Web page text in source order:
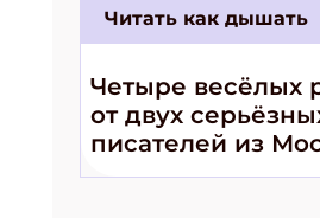
Читать как дышать
Четыре весёлых
от двух
писателей из